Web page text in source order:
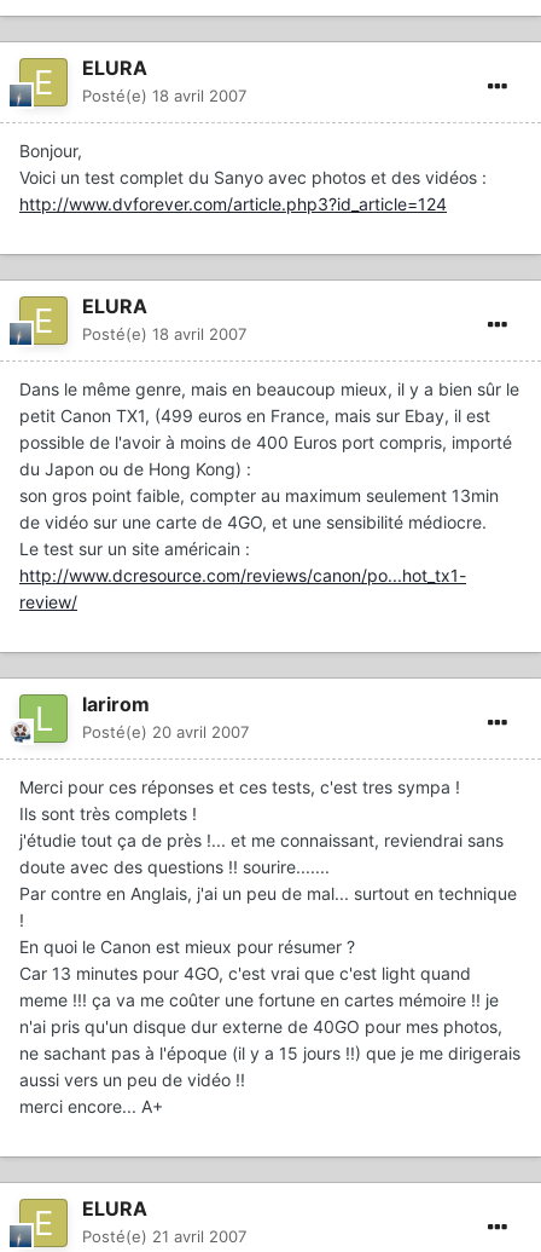
ELURA
Posté(e) 18 avril 2007
Bonjour,
Voici un test complet du Sanyo avec photos et des vidéos :
http://www.dvforever.com/article.php3?id_article=124
ELURA
Posté(e) 18 avril 2007
Dans le même genre, mais en beaucoup mieux, il y a bien sûr le
petit Canon TX1, (499 euros en France, mais sur Ebay, il est
possible de l'avoir à moins de 400 Euros port compris, importé
du Japon ou de Hong Kong) :
son gros point faible, compter au maximum seulement 13min
de vidéo sur une carte de 4GO, et une sensibilité médiocre.
Le test sur un site américain :
http://www.dcresource.com/reviews/canon/po...hot_tx1-
review/
larirom
Posté(e) 20 avril 2007
Merci pour ces réponses et ces tests, c'est tres sympa !
Ils sont très complets !
j'étudie tout ça de près !... et me connaissant, reviendrai sans
doute avec des questions !! sourire.......
Par contre en Anglais, j'ai un peu de mal... surtout en technique
!
En quoi le Canon est mieux pour résumer ?
Car 13 minutes pour 4GO, c'est vrai que c'est light quand
meme !!! ça va me coûter une fortune en cartes mémoire !! je
n'ai pris qu'un disque dur externe de 40GO pour mes photos,
ne sachant pas à l'époque (il y a 15 jours !!) que je me dirigerais
aussi vers un peu de vidéo !!
merci encore... A+
ELURA
Posté(e) 21 avril 2007